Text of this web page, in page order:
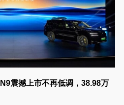
震撼上市不再低调，38.98万